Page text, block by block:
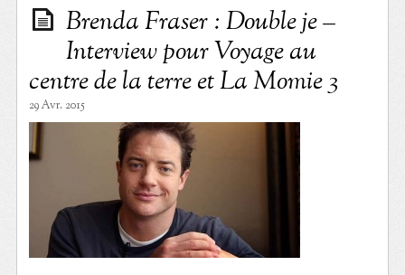
Brenda Fraser : Double je –
Interview pour Voyage au
centre de la terre et La Momie 3
29 Avr. 2015